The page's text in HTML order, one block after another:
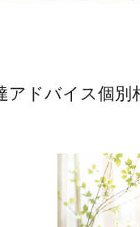
アドバイス個別